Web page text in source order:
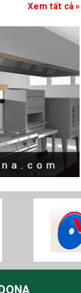
Xem tất cả »